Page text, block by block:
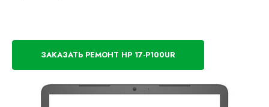
ЗАКАЗАТЬ РЕМОНТ HP 17-P100UR